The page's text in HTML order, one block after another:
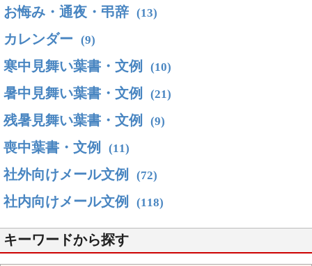
お悔み・通夜・弔辞 (13)
カレンダー (9)
寒中見舞い葉書・文例 (10)
暑中見舞い葉書・文例 (21)
残暑見舞い葉書・文例 (9)
喪中葉書・文例 (11)
社外向けメール文例 (72)
社内向けメール文例 (118)
キーワードから探す